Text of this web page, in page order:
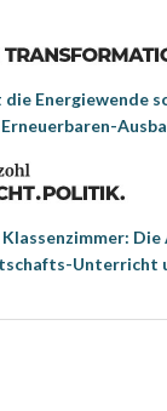
Energiewende
Die
Unterricht